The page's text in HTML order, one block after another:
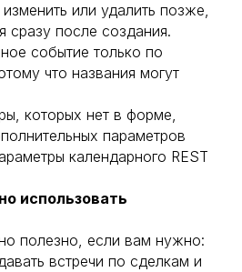
или удалить позже,
сразу после создания.
событие только по
что названия могут
которых нет в форме,
параметров
календарного REST
использовать
полезно, если вам нужно:
встречи по сделкам и